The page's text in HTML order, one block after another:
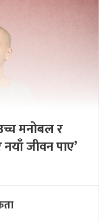
मनोबल र
जीवन पाए’